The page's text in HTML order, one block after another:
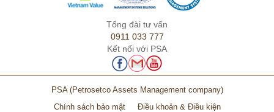
Tổng đài tư vấn
0911 033 777
Kết nối với PSA
PSA (Petrosetco Assets Management company)
Chính sách bảo mật
Điều khoản & Điều kiện